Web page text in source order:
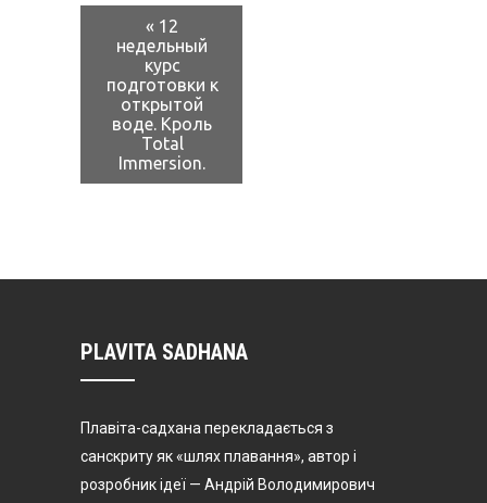
NAVIGATION
« 12
недельный
курс
подготовки к
открытой
воде. Кроль
Total
Immersion.
PLAVITA SADHANA
Плавіта-садхана перекладається з
санскриту як «шлях плавання», автор і
розробник ідеї — Андрій Володимирович